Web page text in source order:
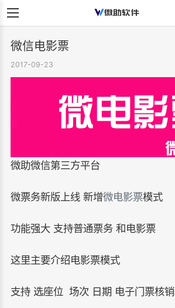
微信电影票
2017-09-23
微助微信第三方平台
微票务新版上线 新增微电影票模式
功能强大 支持普通票务 和电影票
这里主要介绍电影票模式
支持 选座位 场次 日期 电子门票核销